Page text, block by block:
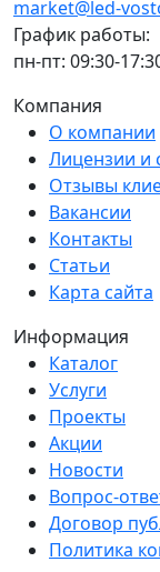
market@led-
График работы:
пн-пт: 09:30-
Компания
О компании
Лицензии и
Отзывы
Вакансии
Контакты
Статьи
Карта сайта
Информация
Каталог
Услуги
Проекты
Акции
Новости
Вопрос-
Договор
Политика